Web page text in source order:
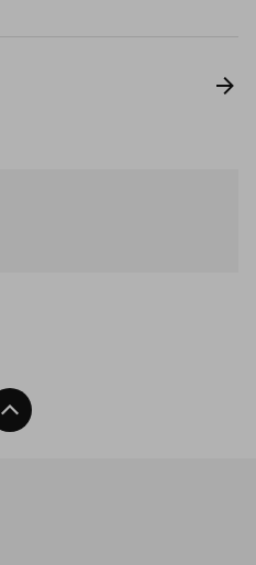
Back To Top